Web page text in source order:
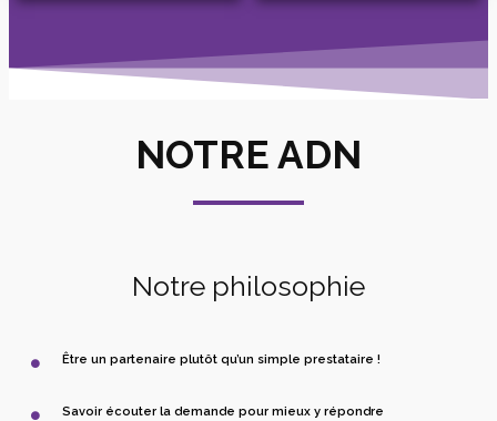
NOTRE ADN
Notre philosophie
Être un partenaire plutôt qu’un simple prestataire !
Savoir écouter la demande pour mieux y répondre